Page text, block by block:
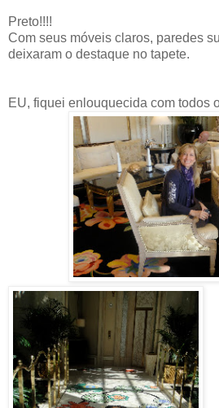
Preto!!!!
Com seus móveis claros, paredes
deixaram o destaque no tapete.
EU, fiquei enlouquecida com todos